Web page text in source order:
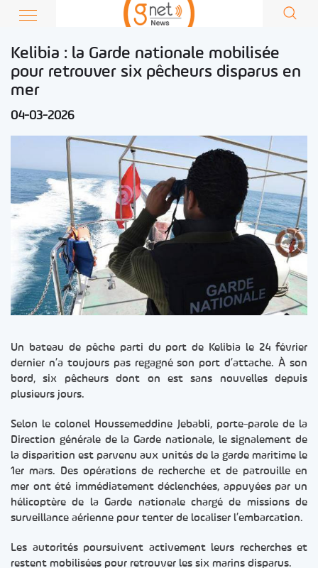
Kelibia : la Garde nationale mobilisée
pour retrouver six pêcheurs disparus en
mer
04-03-2026
Un bateau de pêche parti du port de Kelibia le 24 février
dernier n’a toujours pas regagné son port d’attache. À son
bord, six pêcheurs dont on est sans nouvelles depuis
plusieurs jours.
Selon le colonel Houssemeddine Jebabli, porte-parole de la
Direction générale de la Garde nationale, le signalement de
la disparition est parvenu aux unités de la garde maritime le
1er mars. Des opérations de recherche et de patrouille en
mer ont été immédiatement déclenchées, appuyées par un
hélicoptère de la Garde nationale chargé de missions de
surveillance aérienne pour tenter de localiser l’embarcation.
Les autorités poursuivent activement leurs recherches et
restent mobilisées pour retrouver les six marins disparus.